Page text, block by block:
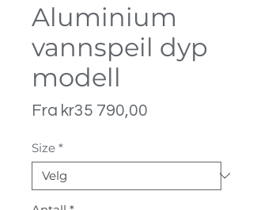
Aluminium
vannspeil dyp
modell
Fra kr35 790,00
Size *